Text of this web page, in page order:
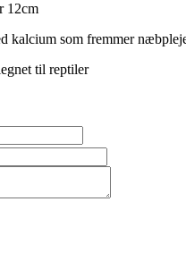
12cm
kalcium som fremmer
til reptiler